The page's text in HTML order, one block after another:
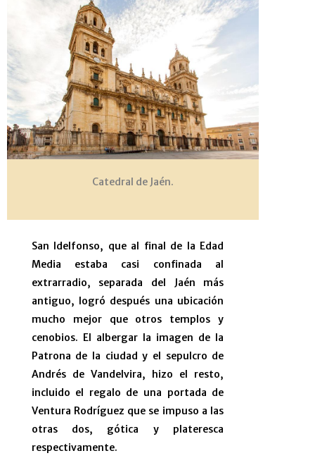
Catedral de Jaén.
San Idelfonso, que al final de la Edad
Media estaba casi confinada al
extrarradio, separada del Jaén más
antiguo, logró después una ubicación
mucho mejor que otros templos y
cenobios. El albergar la imagen de la
Patrona de la ciudad y el sepulcro de
Andrés de Vandelvira, hizo el resto,
incluido el regalo de una portada de
Ventura Rodríguez que se impuso a las
otras dos, gótica y plateresca
respectivamente.